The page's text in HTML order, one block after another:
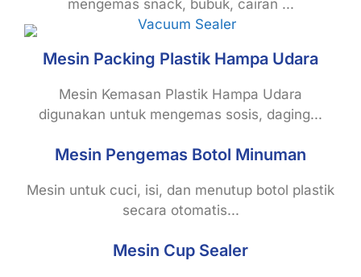
mengemas snack, bubuk, cairan ...
Mesin Packing Plastik Hampa Udara
Mesin Kemasan Plastik Hampa Udara
digunakan untuk mengemas sosis, daging...
Mesin Pengemas Botol Minuman
Mesin untuk cuci, isi, dan menutup botol plastik
secara otomatis...
Mesin Cup Sealer